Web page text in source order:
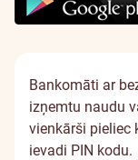
Bankomāti ar
izņemtu naudu
vienkārši pieliec
ievadi PIN kodu.